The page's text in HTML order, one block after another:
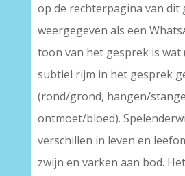
op de rechterpagina van dit
weergegeven als een
toon van het gesprek is wat
subtiel rijm in het gesprek
(rond/grond, hangen/
ontmoet/bloed).
verschillen in leven en
zwijn en varken aan bod.